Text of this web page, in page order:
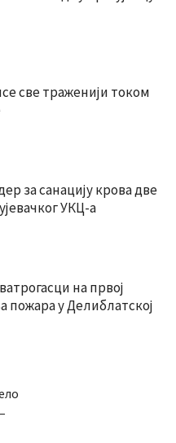
све траженији током
за санацију крова две
УКЦ-а
на првој
пожара у Делиблатској